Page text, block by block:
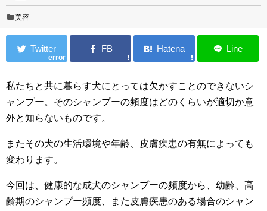
美容
error
私たちと共に暮らす犬にとっては欠かすことのできないシ
ャンプー。そのシャンプーの頻度はどのくらいが適切か意
外と知らないものです。
またその犬の生活環境や年齢、皮膚疾患の有無によっても
変わります。
今回は、健康的な成犬のシャンプーの頻度から、幼齢、高
齢期のシャンプー頻度、また皮膚疾患のある場合のシャン